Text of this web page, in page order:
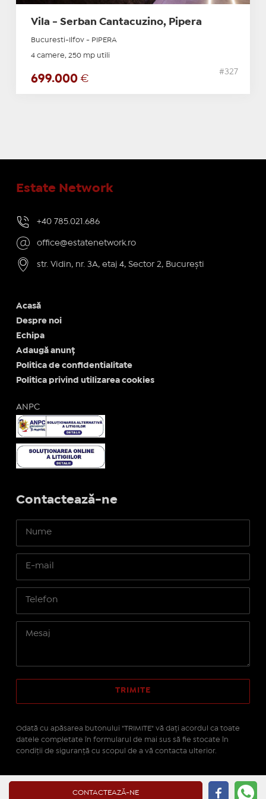
Vila - Serban Cantacuzino, Pipera
Bucuresti-Ilfov - PIPERA
4 camere, 250 mp utili
699.000 €
#327
CONTACTEAZĂ-NE
Estate Network
+40 785.021.686
office@estatenetwork.ro
str. Vidin, nr. 3A, etaj 4, Sector 2, București
Acasă
Despre noi
Echipa
Adaugă anunț
Politica de confidentialitate
Politica privind utilizarea cookies
ANPC
Contactează-ne
Odată cu apăsarea butonului "TRIMITE" vă daţi acordul ca toate
datele completate în formularul de mai sus să fie stocate în
condiţii de siguranţă cu scopul de a vă contacta ulterior.
IMOPEDIA.ro - Anunțuri
pe tehnologie Real Manager - CRM Imobiliar